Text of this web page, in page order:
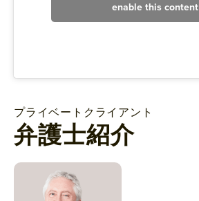
enable this content
プライベートクライアント
弁護士紹介